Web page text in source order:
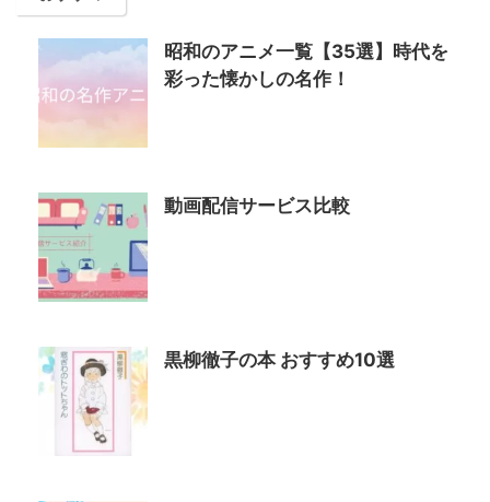
昭和のアニメ一覧【35選】時代を
彩った懐かしの名作！
動画配信サービス比較
黒柳徹子の本 おすすめ10選